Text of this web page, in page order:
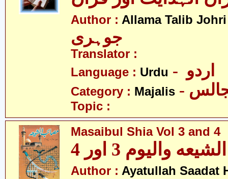
Author : Allama Talib Johri
جوہری
Translator :
Language : Urdu
Category : Majalis
Topic :
Masaibul Shia Vol 3 and 4
والیوم 3 اور 4
Author : Ayatullah Saadat